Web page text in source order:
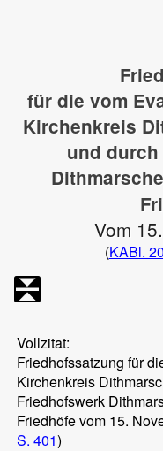
für die vom
Kirchenkreis
und
Vom
(KABl.
Vollzitat:
Friedhofssatzung für
Kirchenkreis
Friedhofswerk
Friedhöfe vom 15.
S. 401)